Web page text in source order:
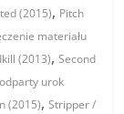
(2015), Pitch
materiału
(2013),Second
urok
(2015),Stripper /